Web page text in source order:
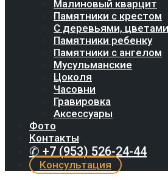
Малиновый кварцит
Памятники с крестом
С деревьями, цветами
Памятники ребенку
Памятники с ангелом
Мусульманские
Цоколя
Часовни
Гравировка
Аксессуары
Фото
Контакты
✆ +7 (953) 526-24-44
Консультация